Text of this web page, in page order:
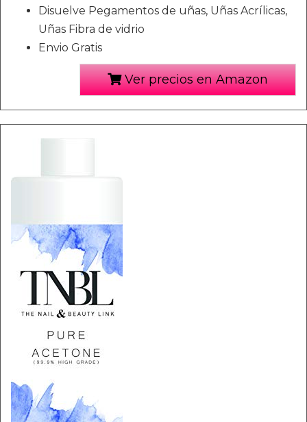
Disuelve Pegamentos de uñas, Uñas Acrílicas,
Uñas Fibra de vidrio
Envio Gratis
Ver precios en Amazon